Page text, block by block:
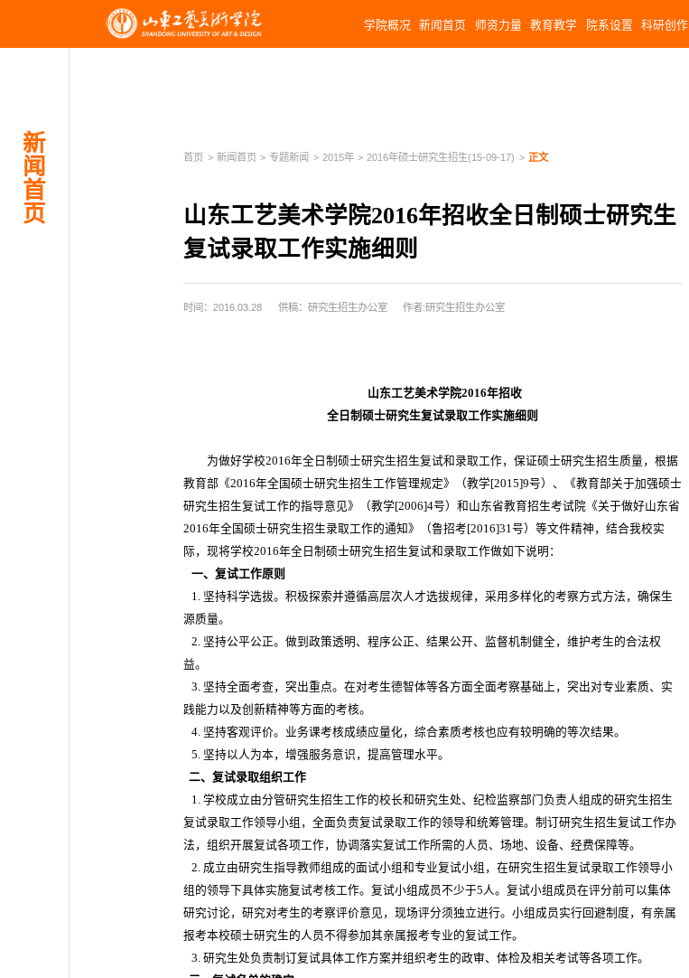
学院概况 新闻首页 师资力量 教育教学 院系设置 科研创作
新
闻
首
页
首页 > 新闻首页 > 专题新闻 > 2015年 > 2016年硕士研究生招生(15-09-17) > 正文
山东工艺美术学院2016年招收全日制硕士研究生
复试录取工作实施细则
时间：2016.03.28 供稿：研究生招生办公室 作者:研究生招生办公室
山东工艺美术学院2016年招收
全日制硕士研究生复试录取工作实施细则
为做好学校2016年全日制硕士研究生招生复试和录取工作，保证硕士研究生招生质量，根据
教育部《2016年全国硕士研究生招生工作管理规定》（教学[2015]9号）、《教育部关于加强硕士
研究生招生复试工作的指导意见》（教学[2006]4号）和山东省教育招生考试院《关于做好山东省
2016年全国硕士研究生招生录取工作的通知》（鲁招考[2016]31号）等文件精神，结合我校实
际，现将学校2016年全日制硕士研究生招生复试和录取工作做如下说明：
一、复试工作原则
1. 坚持科学选拔。积极探索并遵循高层次人才选拔规律，采用多样化的考察方式方法，确保生
源质量。
2. 坚持公平公正。做到政策透明、程序公正、结果公开、监督机制健全，维护考生的合法权
益。
3. 坚持全面考查，突出重点。在对考生德智体等各方面全面考察基础上，突出对专业素质、实
践能力以及创新精神等方面的考核。
4. 坚持客观评价。业务课考核成绩应量化，综合素质考核也应有较明确的等次结果。
5. 坚持以人为本，增强服务意识，提高管理水平。
二、复试录取组织工作
1. 学校成立由分管研究生招生工作的校长和研究生处、纪检监察部门负责人组成的研究生招生
复试录取工作领导小组，全面负责复试录取工作的领导和统筹管理。制订研究生招生复试工作办
法，组织开展复试各项工作，协调落实复试工作所需的人员、场地、设备、经费保障等。
2. 成立由研究生指导教师组成的面试小组和专业复试小组，在研究生招生复试录取工作领导小
组的领导下具体实施复试考核工作。复试小组成员不少于5人。复试小组成员在评分前可以集体
研究讨论，研究对考生的考察评价意见，现场评分须独立进行。小组成员实行回避制度，有亲属
报考本校硕士研究生的人员不得参加其亲属报考专业的复试工作。
3. 研究生处负责制订复试具体工作方案并组织考生的政审、体检及相关考试等各项工作。